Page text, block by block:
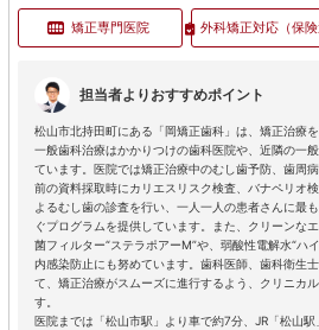
矯正専門医院 外科矯正対応（保険
担当者よりおすすめポイント
松山市北持田町にある「岡矯正歯科」は、矯正治療
一般歯科治療はかかりつけの歯科医院や、近隣の一
ています。医院では矯正治療中のむし歯予防、歯周
前の資料採取時にカリエスリスク検査、バナペリオ
よるむし歯の診査を行い、一人一人の患者さんに最
ぐプログラムを提供しています。また、クリーンな
菌フィルター“ステラポアーM”や、弱酸性電解水“ハ
内感染防止にも努めています。歯科医師、歯科衛生
て、矯正治療がスムーズに進行するよう、クリニカ
す。
医院までは「松山市駅」より車で約7分、JR「松山